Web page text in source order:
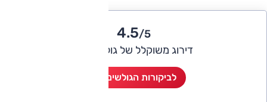
4.5/5
דירוג משוקלל של גולשי אוטו
לביקורות הגולשים (2)